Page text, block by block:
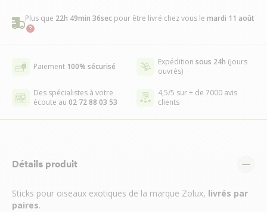
Plus que 22h 49min 35sec pour être livré chez vous le mardi 11 août
Paiement 100% sécurisé Expédition sous 24h (jours
ouvrés)
Des spécialistes à votre
écoute au 02 72 88 03 53
4,5/5 sur + de 7000 avis
clients
Détails produit
Sticks pour oiseaux exotiques de la marque Zolux, livrés par
paires.